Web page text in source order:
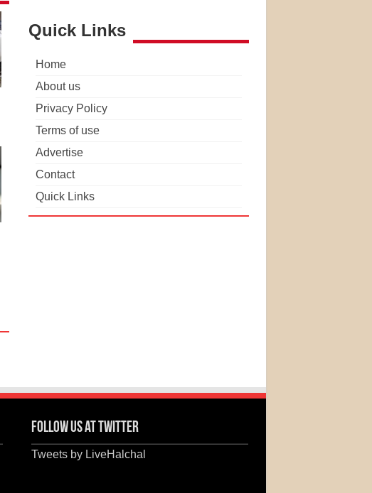
Quick Links
Home
About us
Privacy Policy
Terms of use
Advertise
Contact
Quick Links
Follow us at Twitter
Tweets by LiveHalchal